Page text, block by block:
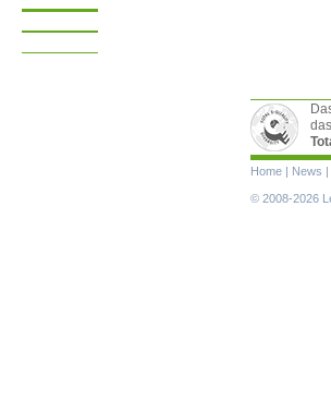
Navigation
überspringen
Home | News |
© 2008-2026